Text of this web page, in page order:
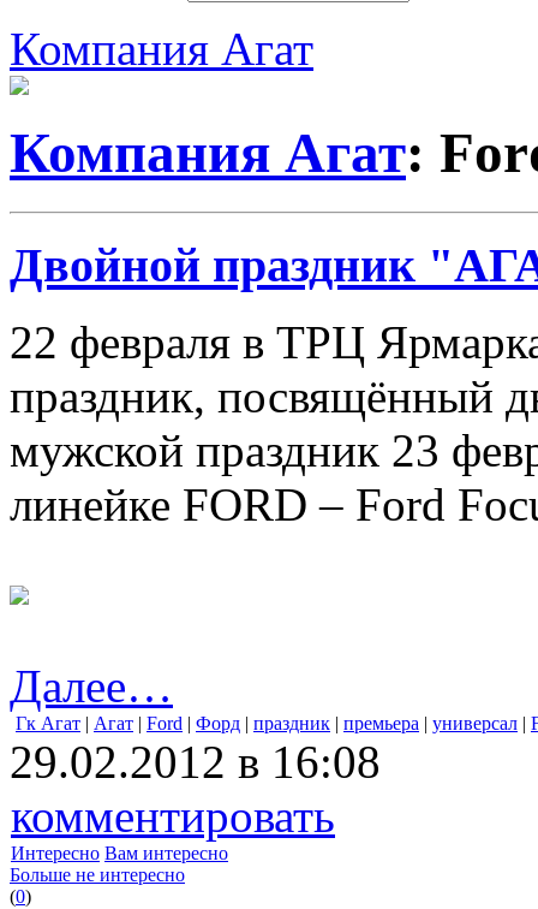
Компания Агат
Компания Агат:
Двойной праздник
22 февраля в ТРЦ
праздник, посвящённый
мужской праздник 23
линейке FORD – Ford
Далее…
Гк Агат | Агат | Ford | Форд | праздник | премьера | универсал |
29.02.2012 в 16:08
комментировать
Интересно Вам интересно
Больше не интересно
(0)